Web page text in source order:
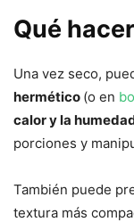
Qué
Una vez seco,
hermético (o en
calor y la
porciones y
También puede
textura más